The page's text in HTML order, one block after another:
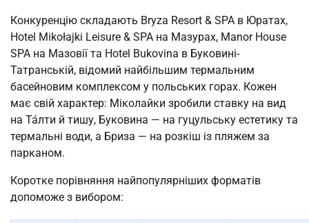
Конкуренцію складають Bryza Resort & SPA в Юратах,
Hotel Mikołajki Leisure & SPA на Мазурах, Manor House
SPA на Мазовії та Hotel Bukovina в Буковині-
Татранській, відомий найбільшим термальним
басейновим комплексом у польських горах. Кожен
має свій характер: Міколайки зробили ставку на вид
на Та́лти й тишу, Буковина — на гуцульську естетику та
термальні води, а Бриза — на розкіш із пляжем за
парканом.
Коротке порівняння найпопулярніших форматів
допоможе з вибором: